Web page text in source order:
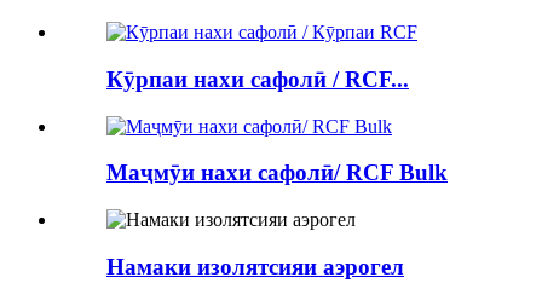
Кӯрпаи нахи сафолӣ / RCF...
Маҷмӯи нахи сафолӣ/ RCF Bulk
Намаки изолятсияи аэрогел